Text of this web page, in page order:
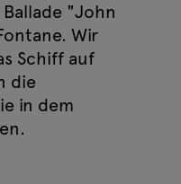
"John
Wir
Schiff auf
die
in dem